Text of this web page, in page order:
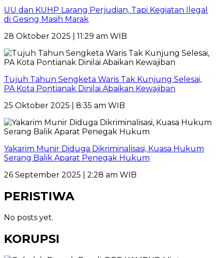
UU dan KUHP Larang Perjudian, Tapi Kegiatan Ilegal
di Gesing Masih Marak
28 Oktober 2025 | 11:29 am WIB
Tujuh Tahun Sengketa Waris Tak Kunjung Selesai,
PA Kota Pontianak Dinilai Abaikan Kewajiban
25 Oktober 2025 | 8:35 am WIB
Yakarim Munir Diduga Dikriminalisasi, Kuasa Hukum
Serang Balik Aparat Penegak Hukum
26 September 2025 | 2:28 am WIB
PERISTIWA
No posts yet.
KORUPSI